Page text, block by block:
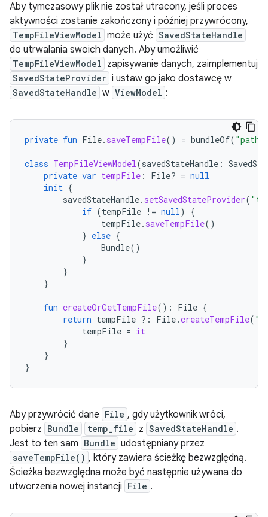
Aby tymczasowy plik nie został utracony, jeśli proces
aktywności zostanie zakończony i później przywrócony,
TempFileViewModel może użyć SavedStateHandle
do utrwalania swoich danych. Aby umożliwić
TempFileViewModel zapisywanie danych, zaimplementuj
SavedStateProvider i ustaw go jako dostawcę w
SavedStateHandle w ViewModel :
private fun File. saveTempFile() = bundleOf( "path"
class TempFileViewModel(savedStateHandle :
private var tempFile : File? = null
init {
savedStateHandle. setSavedStateProvider(
if (tempFile != null)
{
tempFile. saveTempFile()
} else {
Bundle()
}
}
}
fun createOrGetTempFile(): File {
return tempFile ?: File.createTempFile(
tempFile = it
}
}
}
Aby przywrócić dane File , gdy użytkownik wróci,
pobierz Bundle temp_file z SavedStateHandle .
Jest to ten sam Bundle udostępniany przez
saveTempFile() , który zawiera ścieżkę bezwzględną.
Ścieżka bezwzględna może być następnie używana do
utworzenia nowej instancji File .